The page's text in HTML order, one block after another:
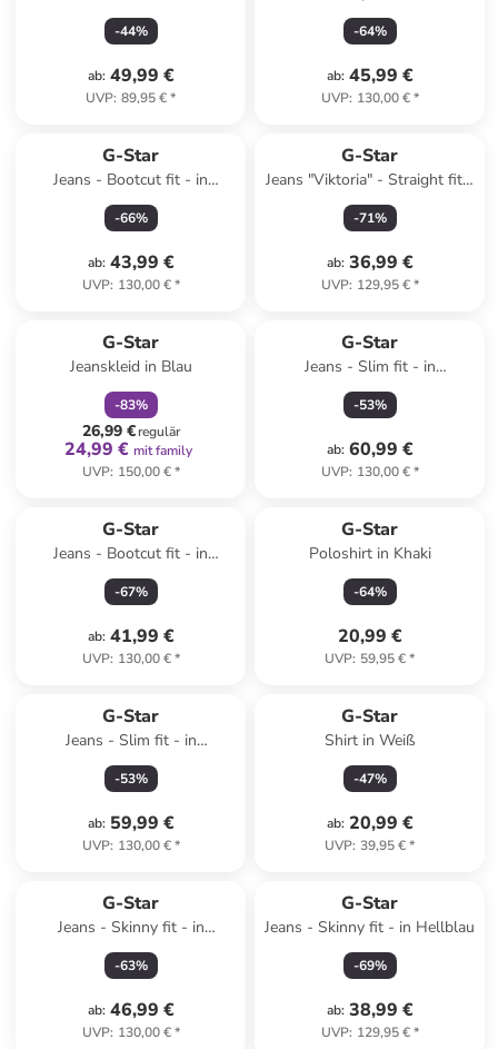
-44%
ab: 49,99 €
UVP: 89,95 €*
Hellblau
-64%
ab: 45,99 €
UVP: 130,00 €*
G-Star
Jeans - Bootcut fit - in
Schwarz
-66%
ab: 43,99 €
UVP: 130,00 €*
G-Star
Jeans "Viktoria" - Straight fit -
in Grau
-71%
ab: 36,99 €
UVP: 129,95 €*
G-Star
Jeanskleid in Blau
-83%
26,99 €regulär
24,99 € mit family
UVP: 150,00 €*
G-Star
Jeans - Slim fit - in
Dunkelblau
-53%
ab: 60,99 €
UVP: 130,00 €*
G-Star
Jeans - Bootcut fit - in
Dunkelblau
-67%
ab: 41,99 €
UVP: 130,00 €*
G-Star
Poloshirt in Khaki
-64%
20,99 €
UVP: 59,95 €*
G-Star
Jeans - Slim fit - in
Dunkelblau
-53%
ab: 59,99 €
UVP: 130,00 €*
G-Star
Shirt in Weiß
-47%
ab: 20,99 €
UVP: 39,95 €*
G-Star
Jeans - Skinny fit - in
Anthrazit
-63%
ab: 46,99 €
UVP: 130,00 €*
G-Star
Jeans - Skinny fit - in Hellblau
-69%
ab: 38,99 €
UVP: 129,95 €*